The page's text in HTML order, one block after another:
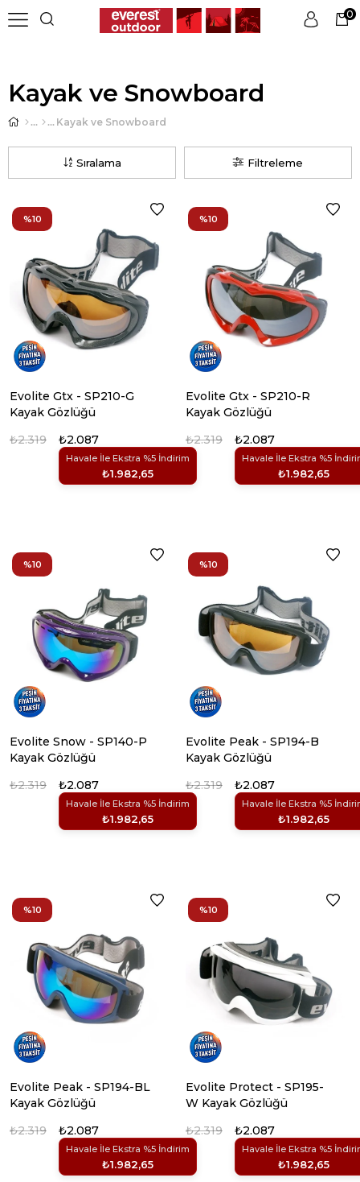
0
Kayak ve Snowboard
Kayak ve Snowboard
Filtreleme
Sıralama
Evolite Gtx - SP210-G
Kayak Gözlüğü
₺2.087
Havale İle Ekstra %5 İndirim
₺1.982,65
₺2.319
%10
Evolite Gtx - SP210-R
Kayak Gözlüğü
₺2.087
Havale İle Ekstra %5
₺1.982,65
₺2.319
%10
Evolite Snow - SP140-P
Kayak Gözlüğü
₺2.087
Havale İle Ekstra %5 İndirim
₺1.982,65
₺2.319
%10
Evolite Peak - SP194-B
Kayak Gözlüğü
₺2.087
Havale İle Ekstra %5
₺1.982,65
₺2.319
%10
Evolite Peak - SP194-BL
Kayak Gözlüğü
₺2.087
Havale İle Ekstra %5 İndirim
₺1.982,65
₺2.319
%10
Evolite Protect - SP195-
W Kayak Gözlüğü
₺2.087
Havale İle Ekstra %5
₺1.982,65
₺2.319
%10